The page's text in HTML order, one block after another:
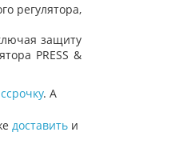
регулятора,
защиту
PRESS &
. А
доставить и